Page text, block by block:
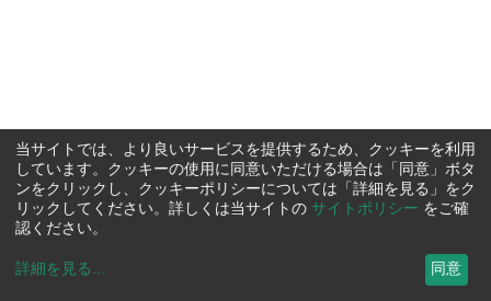
当サイトでは、より良いサービスを提供するため、クッキーを利用
しています。クッキーの使用に同意いただける場合は「同意」ボタ
ンをクリックし、クッキーポリシーについては「詳細を見る」をク
リックしてください。詳しくは当サイトの サイトポリシー をご確
認ください。
詳細を見る ... 同意